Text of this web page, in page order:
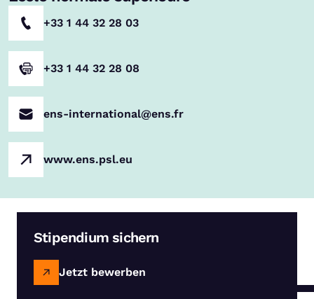
+33 1 44 32 28 03
+33 1 44 32 28 08
ens-international@ens.fr
www.ens.psl.eu
Stipendium sichern
Jetzt bewerben